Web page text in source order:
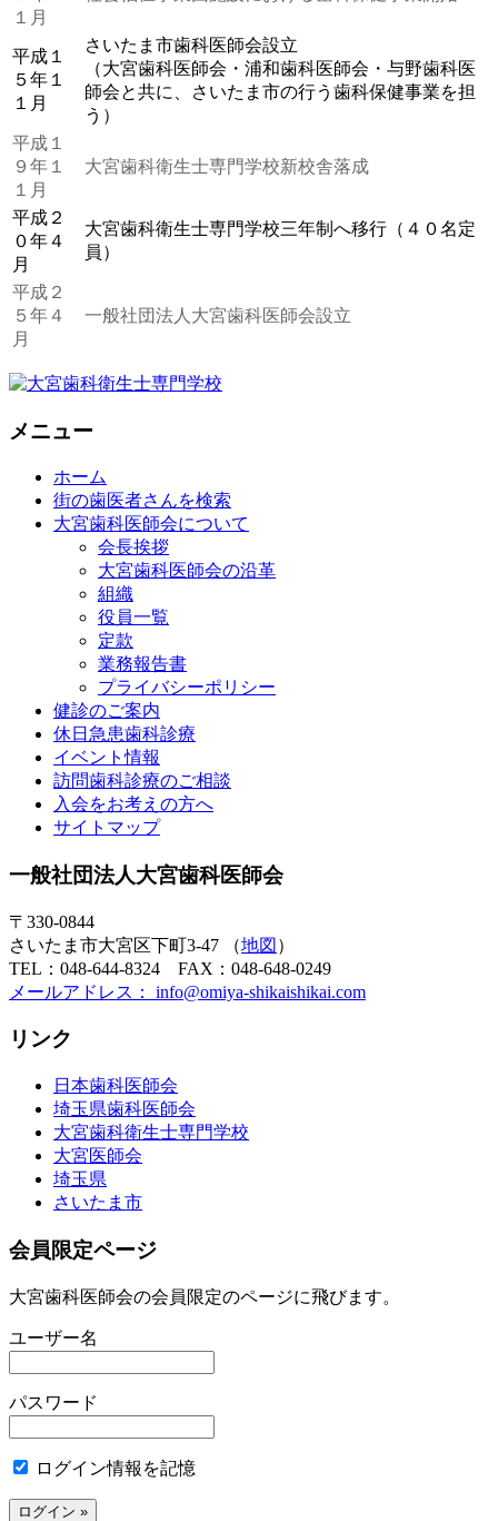
１月
平成１
５年１
１月
さいたま市歯科医師会設立
（大宮歯科医師会・浦和歯科医師会・与野歯科医
師会と共に、さいたま市の行う歯科保健事業を担
う）
平成１
９年１
１月
大宮歯科衛生士専門学校新校舎落成
平成２
０年４
月
大宮歯科衛生士専門学校三年制へ移行（４０名定
員）
平成２
５年４
月
一般社団法人大宮歯科医師会設立
メニュー
ホーム
街の歯医者さんを検索
大宮歯科医師会について
会長挨拶
大宮歯科医師会の沿革
組織
役員一覧
定款
業務報告書
プライバシーポリシー
健診のご案内
休日急患歯科診療
イベント情報
訪問歯科診療のご相談
入会をお考えの方へ
サイトマップ
一般社団法人大宮歯科医師会
〒330-0844
さいたま市大宮区下町3-47 （地図 ）
TEL：048-644-8324 FAX：048-648-0249
メールアドレス： info@omiya-shikaishikai.com
リンク
日本歯科医師会
埼玉県歯科医師会
大宮歯科衛生士専門学校
大宮医師会
埼玉県
さいたま市
会員限定ページ
大宮歯科医師会の会員限定のページに飛びます。
ユーザー名
パスワード
ログイン情報を記憶